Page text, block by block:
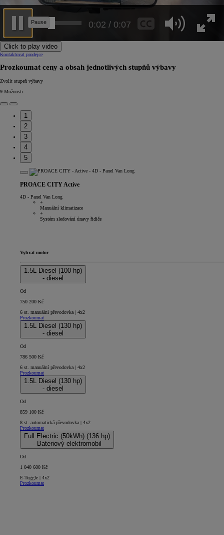
0:05 / 0:07
Click to play video
Kontaktovat prodejce
Prozkoumat ceny a obsah jednotlivých stupňů výbavy
Zvolit stupeň výbavy
9 Možnosti
1
2
3
4
5
PROACE CITY Active
4D - Panel Van Long
+
Manuální klimatizace
+
Systém sledování únavy řidiče
Vybrat motor
1.5L Diesel (100 hp)
- diesel
Od
750 200 Kč
6 st. manuální převodovka | 4x2
Prozkoumat
1.5L Diesel (130 hp)
- diesel
Od
786 500 Kč
6 st. manuální převodovka | 4x2
Prozkoumat
1.5L Diesel (130 hp)
- diesel
Od
859 100 Kč
8 st. automatická převodovka | 4x2
Prozkoumat
Full Electric (50kWh) (136 hp)
- Bateriový elektromobil
Od
1 040 600 Kč
E-Toggle | 4x2
Prozkoumat